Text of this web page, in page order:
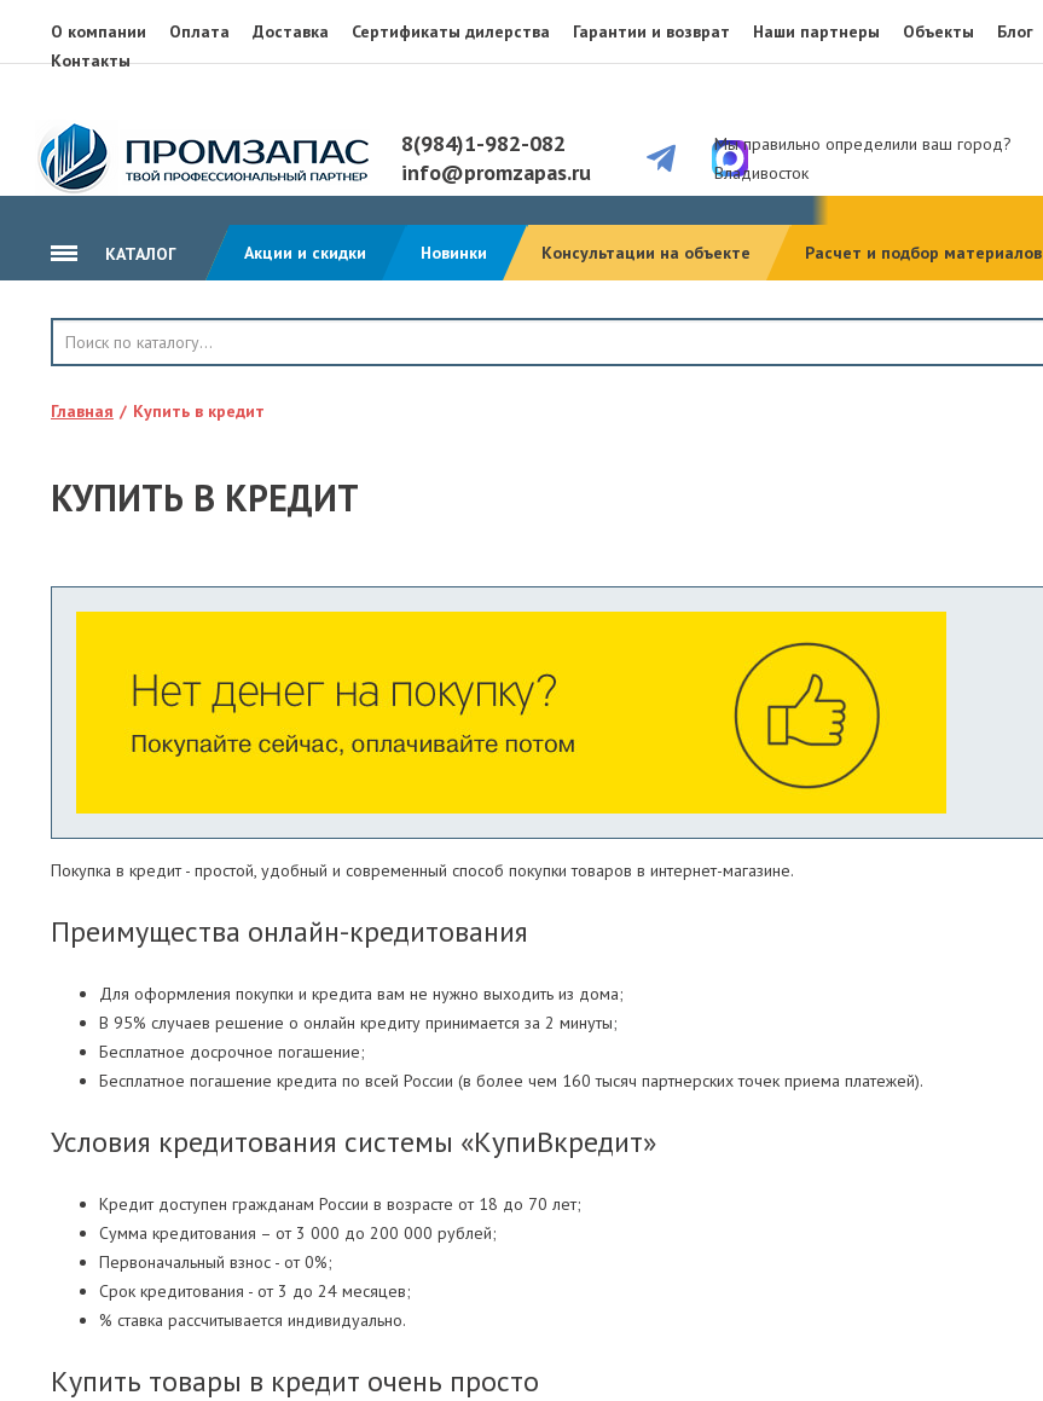
О компании Оплата Доставка Сертификаты дилерства Гарантии и возврат Наши партнеры Объекты
Блог
Контакты
8(984)1-982-082
info@promzapas.ru
Мы правильно определили ваш город?
Владивосток
КАТАЛОГ Акции и скидки Новинки Консультации на объекте Расчет и подбор материалов
ГИДРОИЗОЛЯЦИЯ
ТЕПЛОИЗОЛЯЦИЯ
КЛЕЙ, ПЕНА, ГЕРМЕТИКИ
ОГНЕЗАЩИТА, МАТЫ
СТРОИТЕЛЬНАЯ ХИМИЯ
КРЕПЕЖИ
Главная Купить в кредит
КУПИТЬ В КРЕДИТ
Покупка в кредит - простой, удобный и современный способ покупки товаров в интернет-магазине.
Преимущества онлайн-кредитования
Для оформления покупки и кредита вам не нужно выходить из дома;
В 95% случаев решение о онлайн кредиту принимается за 2 минуты;
Бесплатное досрочное погашение;
Бесплатное погашение кредита по всей России (в более чем 160 тысяч партнерских точек приема платежей).
Условия кредитования системы «КупиВкредит»
Кредит доступен гражданам России в возрасте от 18 до 70 лет;
Сумма кредитования – от 3 000 до 200 000 рублей;
Первоначальный взнос - от 0%;
Срок кредитования - от 3 до 24 месяцев;
% ставка рассчитывается индивидуально.
Купить товары в кредит очень просто